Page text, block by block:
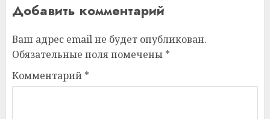
Добавить комментарий
Ваш адрес email не будет опубликован.
Обязательные поля помечены *
Комментарий *